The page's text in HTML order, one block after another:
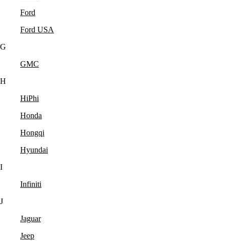
Ford
Ford USA
G
GMC
H
HiPhi
Honda
Hongqi
Hyundai
I
Infiniti
J
Jaguar
Jeep